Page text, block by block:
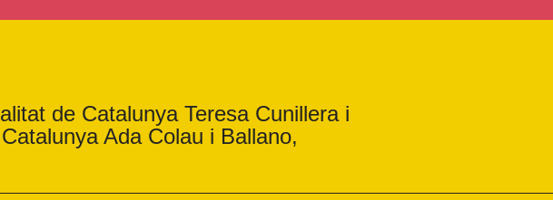
de Catalunya Teresa Cunillera i
Ada Colau i Ballano,